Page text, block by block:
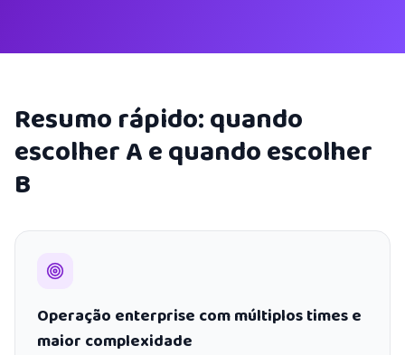
Resumo rápido: quando
escolher A e quando escolher
B
Operação enterprise com múltiplos times e
maior complexidade